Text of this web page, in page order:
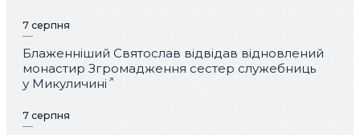
7 серпня
Блаженніший Святослав відвідав відновлений
монастир Згромадження сестер служебниць
у Микуличині
7 серпня